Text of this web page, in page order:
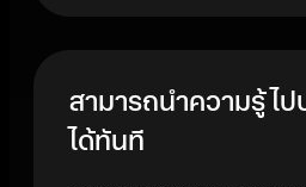
สามารถนำความรู้ ไ
ได้ทันที